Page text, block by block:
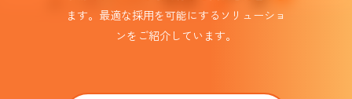
ます。 最適な採用を可能にするソリューショ
ンを ご紹介しています。​